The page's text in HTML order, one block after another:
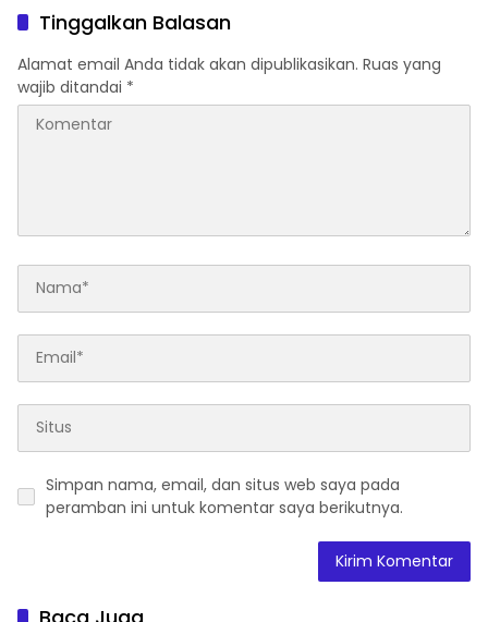
Perda Ekonomi Kreatif di
Darul Ulum Bangun Rejo
Sangir
Tinggalkan Balasan
Alamat email Anda tidak akan dipublikasikan. Ruas yang
wajib ditandai *
Simpan nama, email, dan situs web saya pada
peramban ini untuk komentar saya berikutnya.